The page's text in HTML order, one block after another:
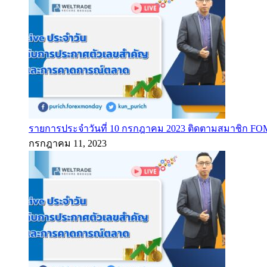
รายการประจำวันที่ 10 กรกฎาคม 2023 ติดตามสมาชิก
กรกฎาคม 11, 2023